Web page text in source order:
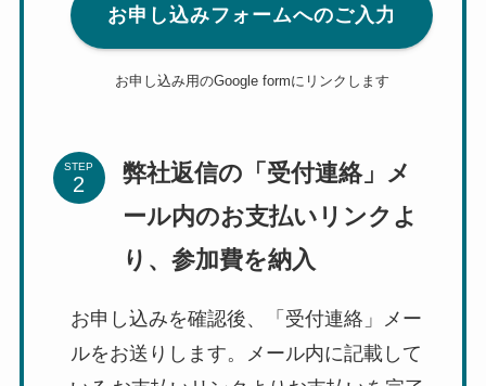
お申し込みフォームへのご入力
お申し込み用のGoogle formにリンクします
STEP
弊社返信の「受付連絡」メ
ール内のお支払いリンクよ
り、参加費を納入
お申し込みを確認後、「受付連絡」メー
ルをお送りします。メール内に記載して